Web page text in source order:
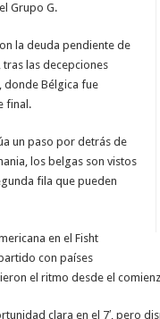
Grupo G.
la deuda pendiente de
las decepciones
donde Bélgica fue
final.
un paso por detrás de
los belgas son vistos
fila que pueden
en el Fisht
con países
el ritmo desde el
clara en el 7′, pero